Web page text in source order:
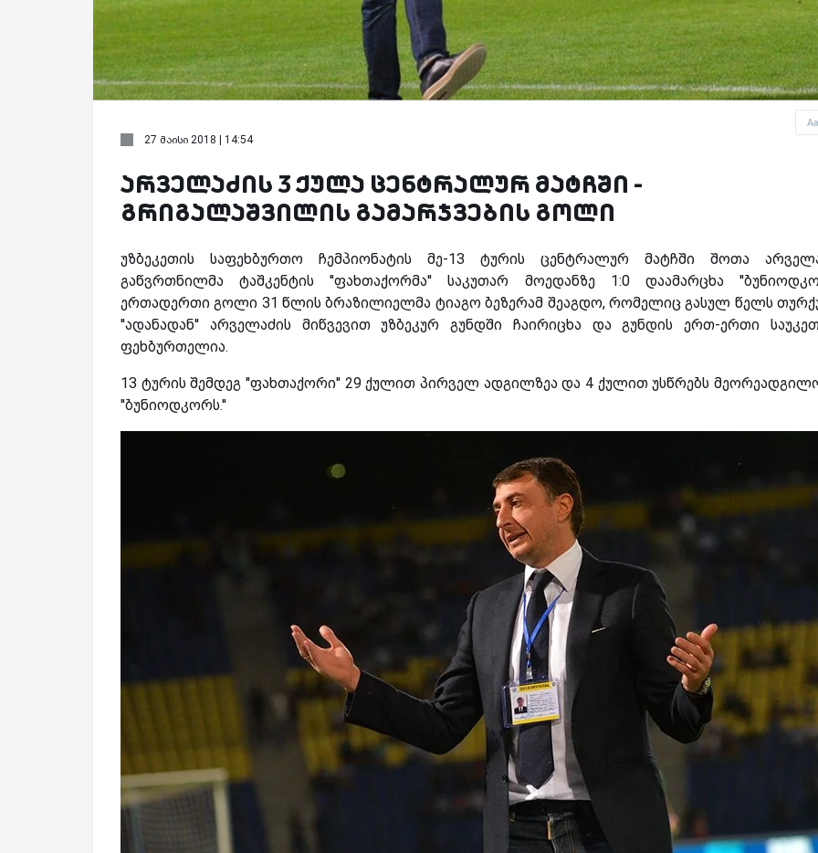
Aa
27 მაისი 2018 | 14:54
არველაძის 3 ქულა ცენტრალურ მატჩში -
გრიგალაშვილის გამარჯვების გოლი
უზბეკეთის საფეხბურთო ჩემპიონატის მე-13 ტურის ცენტრალურ მატჩში შოთა
გაწვრთნილმა ტაშკენტის ''ფახთაქორმა'' საკუთარ მოედანზე 1:0 დაამარცხა
ერთადერთი გოლი 31 წლის ბრაზილიელმა ტიაგო ბეზერამ შეაგდო, რომელიც გასულ წელს
''ადანადან'' არველაძის მიწვევით უზბეკურ გუნდში ჩაირიცხა და გუნდის ერთ-ერთი
ფეხბურთელია.
13 ტურის შემდეგ ''ფახთაქორი'' 29 ქულით პირველ ადგილზეა და 4 ქულით უსწრებს
''ბუნიოდკორს.''